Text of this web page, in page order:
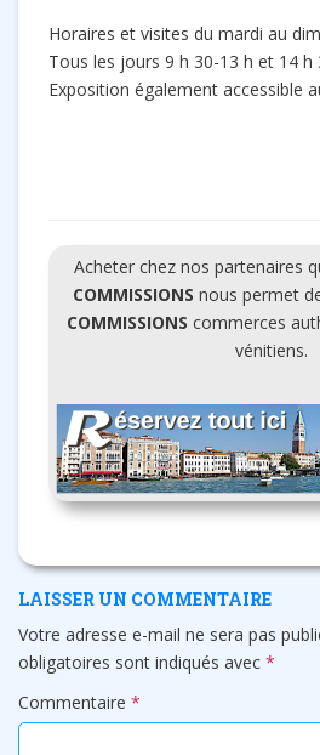
Horaires et visites du mardi au
Tous les jours 9 h 30-13 h et 14 h
Exposition également accessible
Acheter chez nos partenaires
COMMISSIONS nous permet
COMMISSIONS commerces
vénitiens.
LAISSER UN COMMENTAIRE
Votre adresse e-mail ne sera pas
obligatoires sont indiqués avec *
Commentaire *